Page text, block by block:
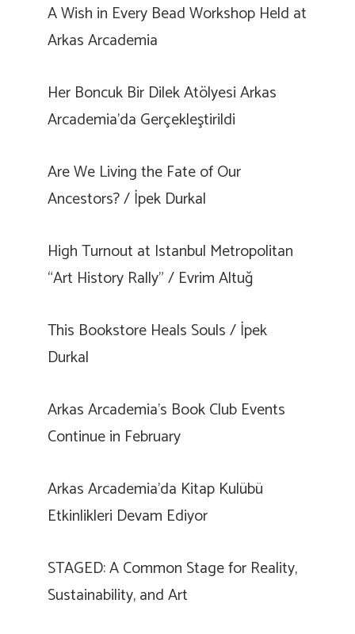
A Wish in Every Bead Workshop Held at
Arkas Arcademia
Her Boncuk Bir Dilek Atölyesi Arkas
Arcademia’da Gerçekleştirildi
Are We Living the Fate of Our
Ancestors? / İpek Durkal
High Turnout at Istanbul Metropolitan
“Art History Rally” / Evrim Altuğ
This Bookstore Heals Souls / İpek
Durkal
Arkas Arcademia’s Book Club Events
Continue in February
Arkas Arcademia’da Kitap Kulübü
Etkinlikleri Devam Ediyor
STAGED: A Common Stage for Reality,
Sustainability, and Art